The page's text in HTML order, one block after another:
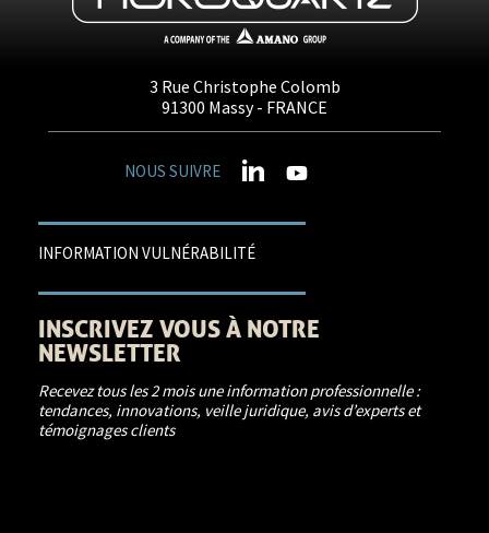
3 Rue Christophe Colomb
91300 Massy- FRANCE
NOUS SUIVRE
INFORMATION VULNÉRABILITÉ
INSCRIVEZ VOUS À NOTRE
NEWSLETTER
Recevez tous les 2 mois une information professionnelle :
tendances, innovations, veille juridique, avis d’experts et
témoignages clients